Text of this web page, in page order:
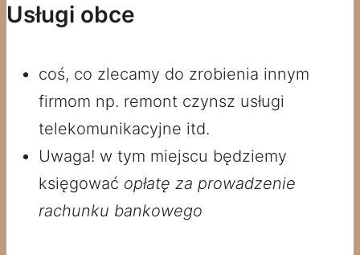
Usługi obce
coś, co zlecamy do zrobienia innym
firmom np. remont czynsz usługi
telekomunikacyjne itd.
Uwaga! w tym miejscu będziemy
księgować opłatę za prowadzenie
rachunku bankowego